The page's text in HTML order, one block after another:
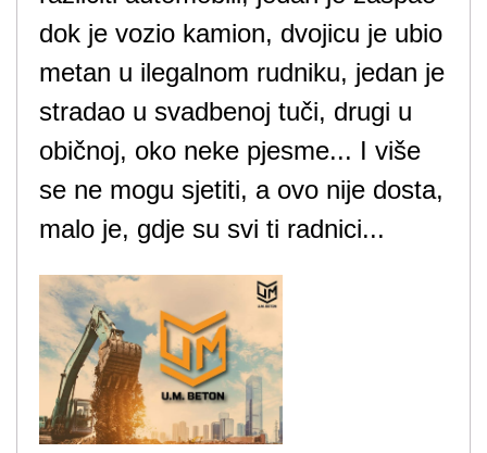
dok je vozio kamion, dvojicu je ubio
metan u ilegalnom rudniku, jedan je
stradao u svadbenoj tuči, drugi u
običnoj, oko neke pjesme... I više
se ne mogu sjetiti, a ovo nije dosta,
malo je, gdje su svi ti radnici...